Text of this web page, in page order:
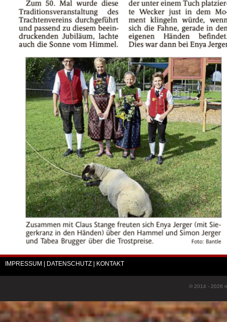
IMPRESSUM | DATENSCHUTZ | KONTAKT
© 2014 - 2026